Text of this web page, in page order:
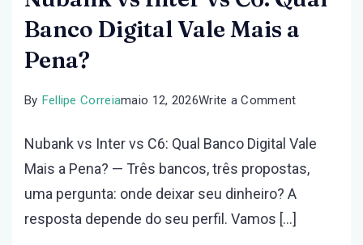
Banco Digital Vale Mais a
Pena?
By Fellipe Correiamaio 12, 2026Write a Commenton
vs
Inter
vs
C6:
Nubank vs Inter vs C6: Qual Banco Digital Vale
Mais a Pena? — Três bancos, três propostas,
uma pergunta: onde deixar seu dinheiro? A
resposta depende do seu perfil. Vamos […]